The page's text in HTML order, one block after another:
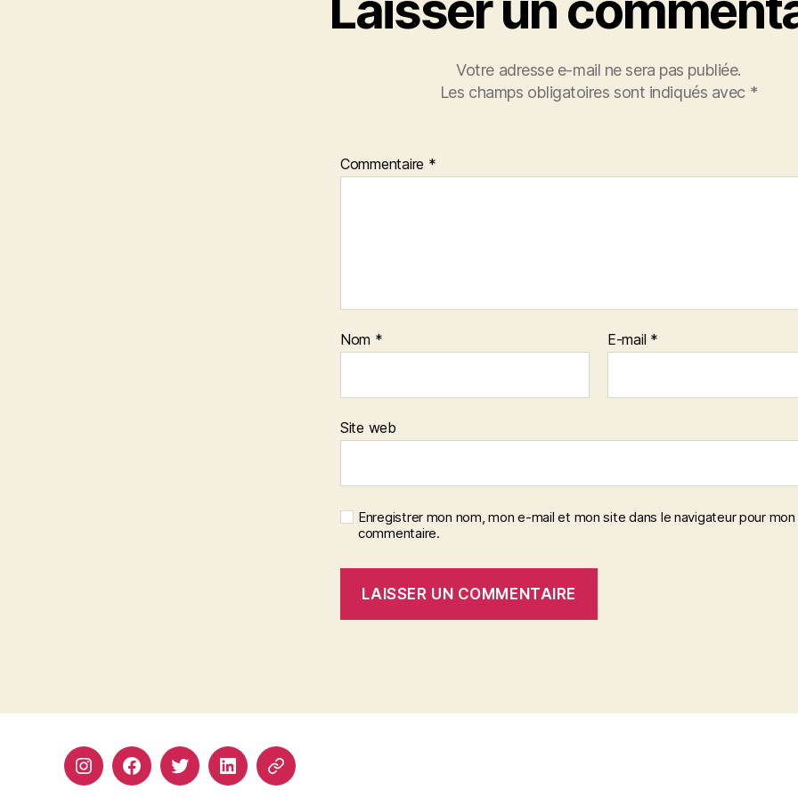
Votre adresse e-mail ne sera pas publiée.
Les champs obligatoires sont indiqués avec *
Commentaire *
Nom * E-mail *
Site web
Enregistrer mon nom, mon e-mail et mon site dans le navigateur pour mon
commentaire.
InstagramFacebookTwitterLinkedinSite